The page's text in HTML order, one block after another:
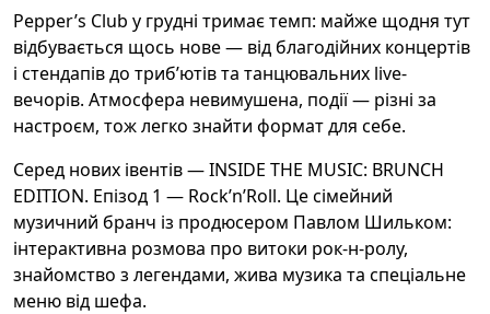
Pepper’s Club у грудні тримає темп: майже щодня тут
відбувається щось нове — від благодійних концертів
і стендапів до триб’ютів та танцювальних live-
вечорів. Атмосфера невимушена, події — різні за
настроєм, тож легко знайти формат для себе.
Серед нових івентів — INSIDE THE MUSIC: BRUNCH
EDITION. Епізод 1 — Rock’n’Roll. Це сімейний
музичний бранч із продюсером Павлом Шильком:
інтерактивна розмова про витоки рок-н-ролу,
знайомство з легендами, жива музика та спеціальне
меню від шефа.